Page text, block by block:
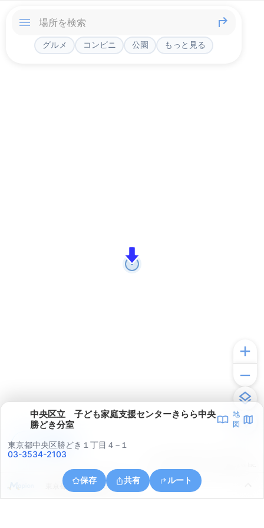
グルメ コンビニ 公園 もっと見る
中央区立 子ども家庭支援センターきらら中央
勝どき分室
地
図
東京都中央区勝どき１丁目４−１
03-3534-2103
保存 共有 ルート
東京都江東区豊洲６丁目５
アプリで見る